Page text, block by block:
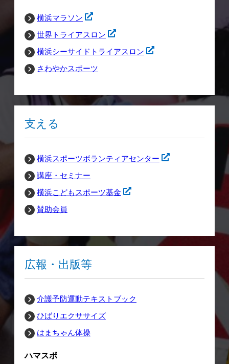
横浜マラソン
世界トライアスロン
横浜シーサイドトライアスロン
さわやかスポーツ
支える
横浜スポーツボランティアセンター
講座・セミナー
横浜こどもスポーツ基金
賛助会員
広報・出版等
介護予防運動テキストブック
ひばりエクササイズ
はまちゃん体操
ハマスポ